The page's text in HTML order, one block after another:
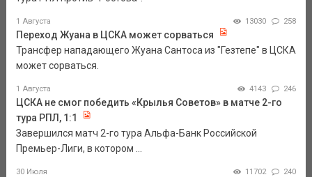
1 Августа 13030 258
Переход Жуана в ЦСКА может сорваться
Трансфер нападающего Жуана Сантоса из "Гезтепе" в ЦСКА
может сорваться.
1 Августа 4143 246
ЦСКА не смог победить «Крылья Советов» в матче 2-го
тура РПЛ, 1:1
Завершился матч 2-го тура Альфа-Банк Российской
Премьер-Лиги, в котором ...
30 Июля 11702 240